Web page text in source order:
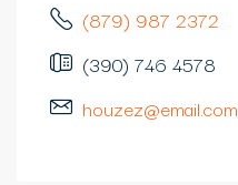
(879) 987 2372
(390) 746 4578
houzez@email.com